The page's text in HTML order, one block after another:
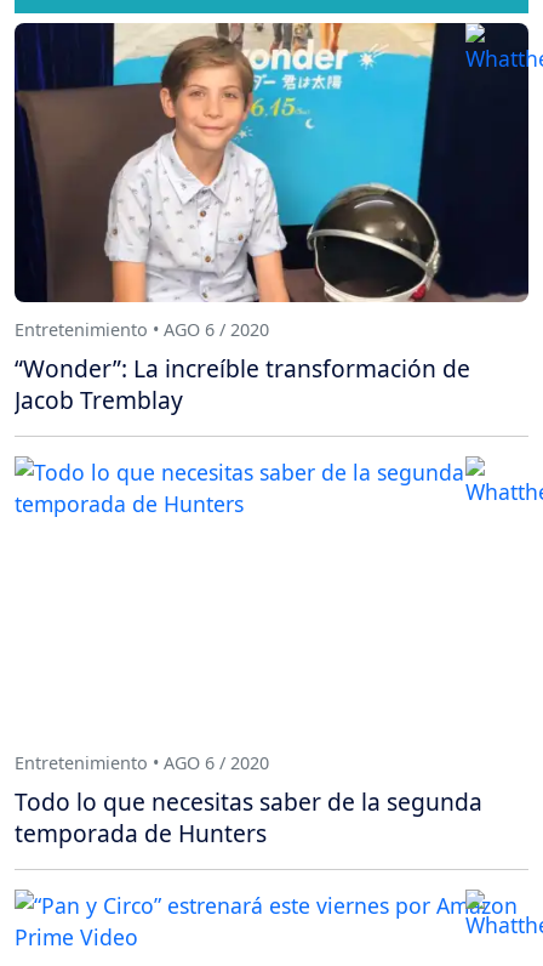
Entretenimiento • AGO 6 / 2020
“Wonder”: La increíble transformación de
Jacob Tremblay
Entretenimiento • AGO 6 / 2020
Todo lo que necesitas saber de la segunda
temporada de Hunters